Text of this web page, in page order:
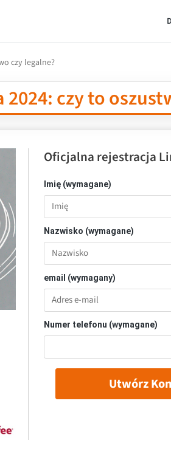
czy legalne?
czy to
Oficjalna rejestracja
Imię (wymagane)
Nazwisko (wymagane)
email (wymagany)
Numer telefonu (wymagane)
Utwórz